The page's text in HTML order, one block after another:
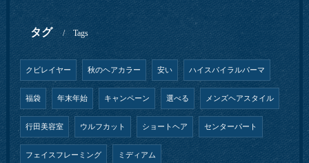
タグ Tags
クビレイヤー 秋のヘアカラー 安い ハイスパイラルパーマ
福袋 年末年始 キャンペーン 選べる メンズヘアスタイル
行田美容室 ウルフカット ショートヘア センターパート
フェイスフレーミング ミディアム